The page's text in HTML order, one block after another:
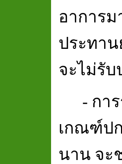
อาการ
ประทา
จะไม่รั
- กา
เกณฑ์ปก
นาน จะ